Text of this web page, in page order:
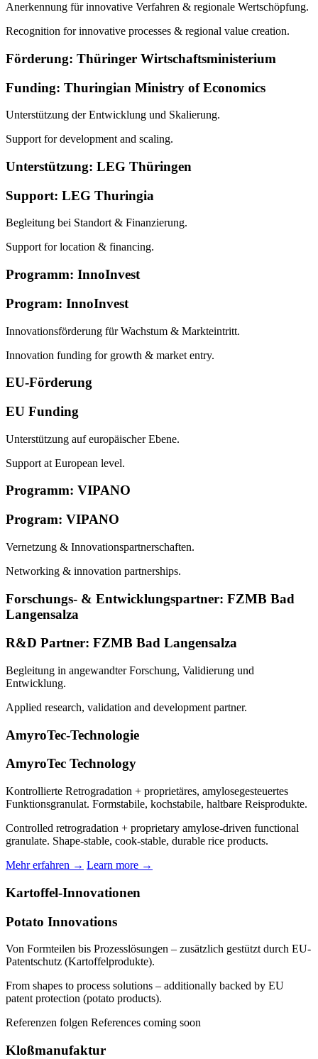
Anerkennung für innovative Verfahren & regionale Wertschöpfung.
Recognition for innovative processes & regional value creation.
Förderung: Thüringer Wirtschaftsministerium
Funding: Thuringian Ministry of Economics
Unterstützung der Entwicklung und Skalierung.
Support for development and scaling.
Unterstützung: LEG Thüringen
Support: LEG Thuringia
Begleitung bei Standort & Finanzierung.
Support for location & financing.
Programm: InnoInvest
Program: InnoInvest
Innovationsförderung für Wachstum & Markteintritt.
Innovation funding for growth & market entry.
EU-Förderung
EU Funding
Unterstützung auf europäischer Ebene.
Support at European level.
Programm: VIPANO
Program: VIPANO
Vernetzung & Innovationspartnerschaften.
Networking & innovation partnerships.
Forschungs- & Entwicklungspartner: FZMB Bad
Langensalza
R&D Partner: FZMB Bad Langensalza
Begleitung in angewandter Forschung, Validierung und
Entwicklung.
Applied research, validation and development partner.
AmyroTec-Technologie
AmyroTec Technology
Kontrollierte Retrogradation + proprietäres, amylosegesteuertes
Funktionsgranulat. Formstabile, kochstabile, haltbare Reisprodukte.
Controlled retrogradation + proprietary amylose-driven functional
granulate. Shape-stable, cook-stable, durable rice products.
Mehr erfahren → Learn more →
Kartoffel-Innovationen
Potato Innovations
Von Formteilen bis Prozesslösungen – zusätzlich gestützt durch EU-
Patentschutz (Kartoffelprodukte).
From shapes to process solutions – additionally backed by EU
patent protection (potato products).
Referenzen folgen References coming soon
Kloßmanufaktur